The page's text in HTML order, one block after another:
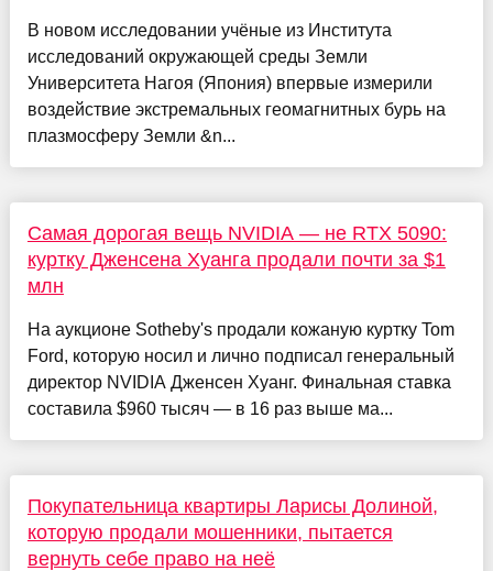
В новом исследовании учёные из Института
исследований окружающей среды Земли
Университета Нагоя (Япония) впервые измерили
воздействие экстремальных геомагнитных бурь на
плазмосферу Земли &n...
Самая дорогая вещь NVIDIA — не RTX 5090:
куртку Дженсена Хуанга продали почти за $1
млн
На аукционе Sotheby's продали кожаную куртку Tom
Ford, которую носил и лично подписал генеральный
директор NVIDIA Дженсен Хуанг. Финальная ставка
составила $960 тысяч — в 16 раз выше ма...
Покупательница квартиры Ларисы Долиной,
которую продали мошенники, пытается
вернуть себе право на неё